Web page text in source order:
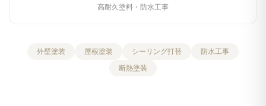
高耐久塗料・防水工事
外壁塗装 屋根塗装 シーリング打替
防水工事
断熱塗装